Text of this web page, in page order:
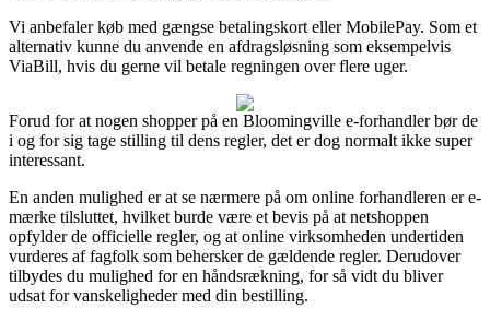
Vi anbefaler køb med gængse betalingskort eller MobilePay. Som et
alternativ kunne du anvende en afdragsløsning som eksempelvis
ViaBill, hvis du gerne vil betale regningen over flere uger.
Forud for at nogen shopper på en Bloomingville e-forhandler bør de
i og for sig tage stilling til dens regler, det er dog normalt ikke super
interessant.
En anden mulighed er at se nærmere på om online forhandleren er e-
mærke tilsluttet, hvilket burde være et bevis på at netshoppen
opfylder de officielle regler, og at online virksomheden undertiden
vurderes af fagfolk som behersker de gældende regler. Derudover
tilbydes du mulighed for en håndsrækning, for så vidt du bliver
udsat for vanskeligheder med din bestilling.